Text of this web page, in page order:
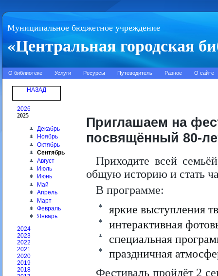
Муниципальное бюджетное учреждение
«Центральная городская
О библиотеке Услуги Ресурсы Путеводитель Разное О сайте
НАЗАД
2026
2025
Декабрь
Ноябрь
Октябрь
Сентябрь
Август
Июль
Июнь
Май
Апрель
Март
Февраль
Январь
2024
2023
2022
2021
2020
2019
2018
Приглашаем на
посвящённый 80-
Приходите всей
общую историю и стать
В программе:
яркие выступления
интерактивная
специальная
праздничная
Фестиваль пройдёт 2